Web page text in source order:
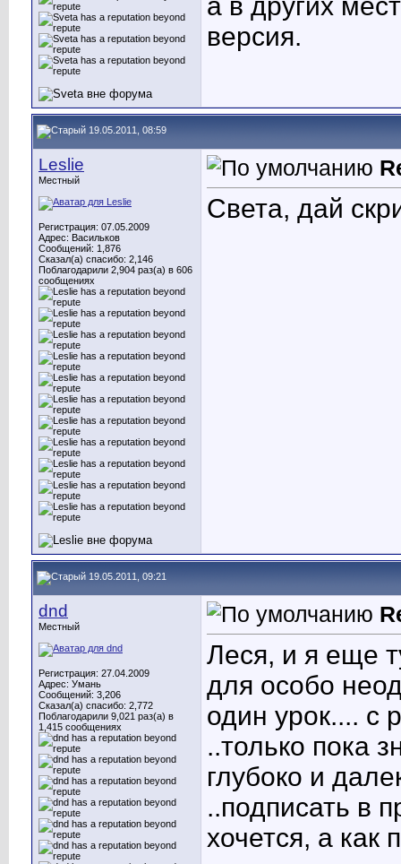
а в других
версия.
19.05.2011, 08:59
Leslie
Местный
Регистрация: 07.05.2009
Адрес: Васильков
Сообщений: 1,876
Сказал(а) спасибо: 2,146
Поблагодарили 2,904 раз(а) в 606
сообщениях
Света, дай
19.05.2011, 09:21
dnd
Местный
Регистрация: 27.04.2009
Адрес: Умань
Сообщений: 3,206
Сказал(а) спасибо: 2,772
Поблагодарили 9,021 раз(а) в
1,415 сообщениях
Леся, и я еще
для особо
один урок.... с
..только пока
глубоко и
..подписать в
хочется, а как